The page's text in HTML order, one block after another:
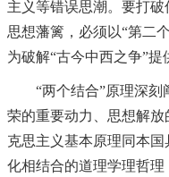
主义等错误思潮。要打
思想藩篱，必须以“第二
为破解“古今中西之争”提
“两个结合”原理深刻
荣的重要动力、思想解
克思主义基本原理同本
化相结合的道理学理哲